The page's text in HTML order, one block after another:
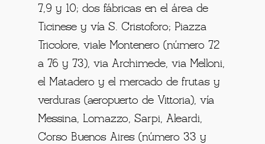
7,9 y 10; dos fábricas en el área de
Ticinese y vía S. Cristoforo; Piazza
Tricolore, viale Montenero (número 72
a 76 y 73), via Archimede, via Melloni,
el Matadero y el mercado de frutas y
verduras (aeropuerto de Vittoria), vía
Messina, Lomazzo, Sarpi, Aleardi,
Corso Buenos Aires (número 33 y